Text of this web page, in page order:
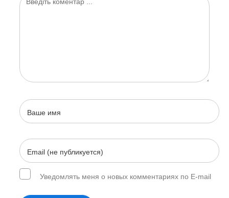
Уведомлять меня о новых комментариях по E-mail